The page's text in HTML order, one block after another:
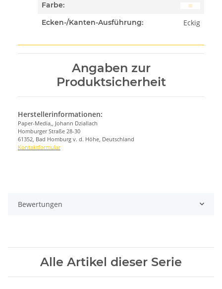
Farbe:
Ecken-/Kanten-Ausführung:
Eckig
Angaben zur
Produktsicherheit
Herstellerinformationen:
Paper-Media,, Johann Dziallach
Homburger Straße 28-30
61352, Bad Homburg v. d. Höhe, Deutschland
Kontaktformular
Bewertungen
Alle Artikel dieser Serie